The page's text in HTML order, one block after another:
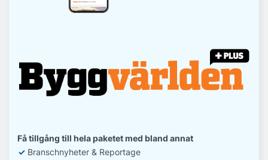
Få tillgång till hela paketet med bland annat
✓ Branschnyheter & Reportage